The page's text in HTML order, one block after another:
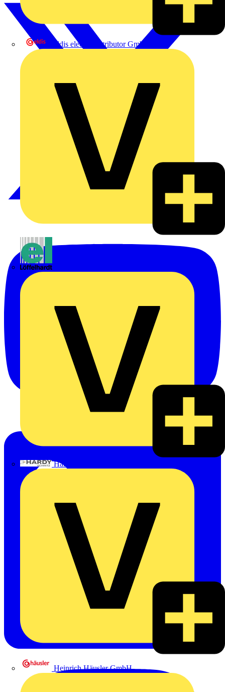
eldis electro distributor GmbH
Hardy Schmitz
Heinrich Häusler GmbH